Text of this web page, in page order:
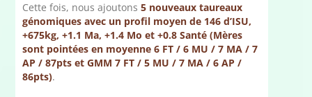
Cette fois, nous ajoutons5 nouveaux taureaux
génomiques avec un profil moyen de 146 d’ISU,
+675kg, +1.1 Ma, +1.4 Mo et +0.8 Santé (Mères
sont pointées en moyenne 6 FT / 6 MU / 7 MA / 7
AP / 87pts et GMM 7 FT / 5 MU / 7 MA / 6 AP /
86pts).